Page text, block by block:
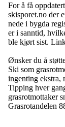
For å få
skisporet.no der
nede i bygda
er i sanntid,
ble kjørt sist.
Ønsker du å
Ski som
ingenting ekstra,
Tipping hver
grasrotmottaker
Grasrotandelen